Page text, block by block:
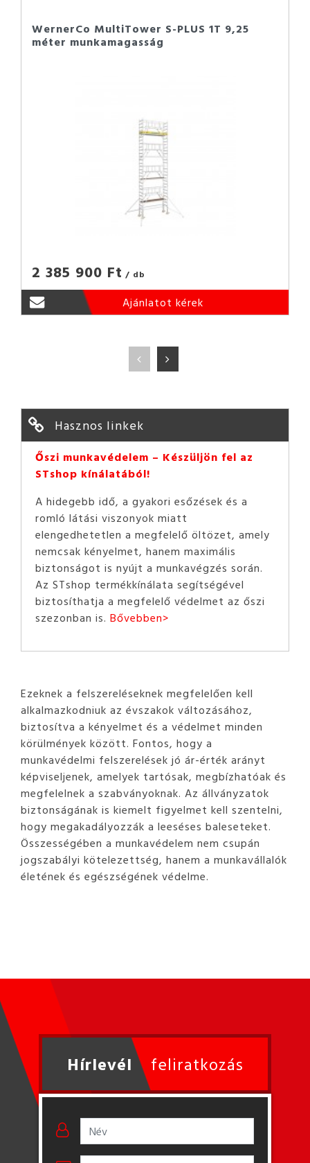
WernerCo MultiTower S-PLUS 1T 9,25
méter munkamagasság
2 385 900 Ft / db
Ajánlatot kérek
Hasznos linkek
Őszi munkavédelem – Készüljön fel az
STshop kínálatából!
A hidegebb idő, a gyakori esőzések és a
romló látási viszonyok miatt
elengedhetetlen a megfelelő öltözet, amely
nemcsak kényelmet, hanem maximális
biztonságot is nyújt a munkavégzés során.
Az STshop termékkínálata segítségével
biztosíthatja a megfelelő védelmet az őszi
szezonban is. Bővebben>
Ezeknek a felszereléseknek megfelelően kell
alkalmazkodniuk az évszakok változásához,
biztosítva a kényelmet és a védelmet minden
körülmények között. Fontos, hogy a
munkavédelmi felszerelések jó ár-érték arányt
képviseljenek, amelyek tartósak, megbízhatóak és
megfelelnek a szabványoknak. Az állványzatok
biztonságának is kiemelt figyelmet kell szentelni,
hogy megakadályozzák a leeséses baleseteket.
Összességében a munkavédelem nem csupán
jogszabályi kötelezettség, hanem a munkavállalók
életének és egészségének védelme.
Hírlevél feliratkozás